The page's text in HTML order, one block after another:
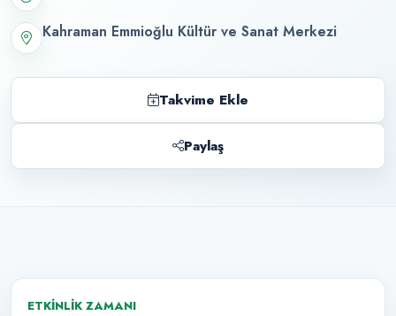
Kahraman Emmioğlu Kültür ve Sanat Merkezi
Takvime Ekle
Paylaş
ETKINLIK ZAMANI